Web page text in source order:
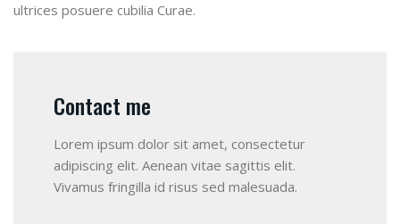
ultrices posuere cubilia Curae.
Contact me
Lorem ipsum dolor sit amet, consectetur
adipiscing elit. Aenean vitae sagittis elit.
Vivamus fringilla id risus sed malesuada.